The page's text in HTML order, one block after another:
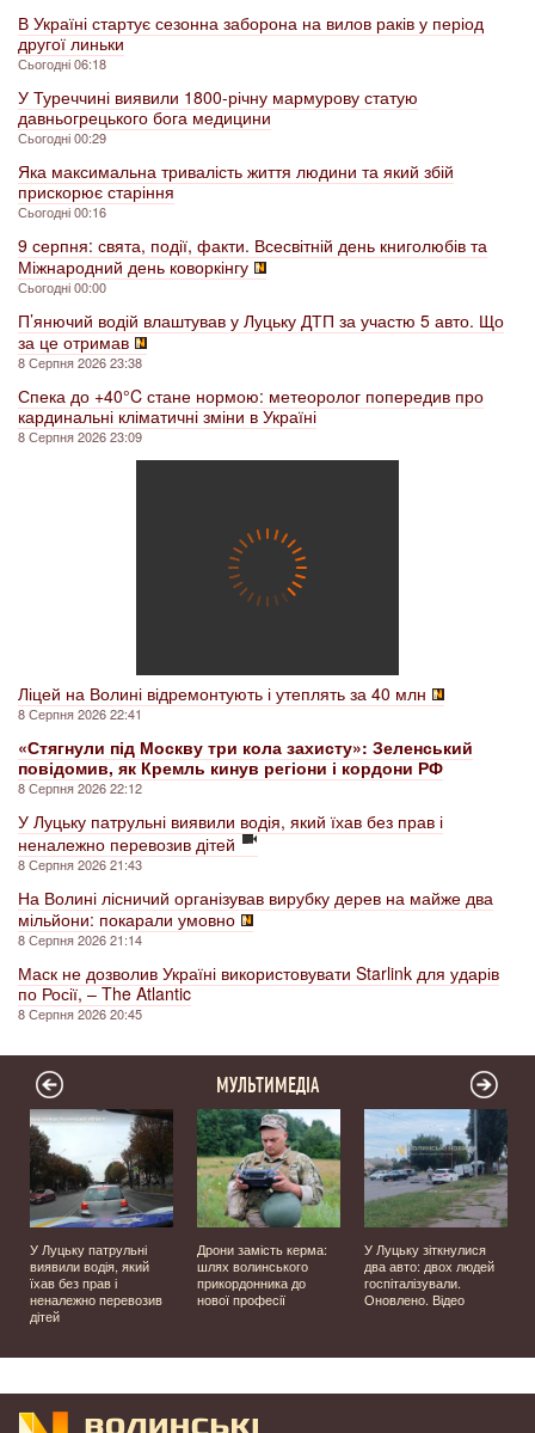
В Україні стартує сезонна заборона на вилов раків у період
другої линьки
Сьогодні 06:18
У Туреччині виявили 1800-річну мармурову статую
давньогрецького бога медицини
Сьогодні 00:29
Яка максимальна тривалість життя людини та який збій
прискорює старіння
Сьогодні 00:16
9 серпня: свята, події, факти. Всесвітній день книголюбів та
Міжнародний день коворкінгу
Сьогодні 00:00
П’янючий водій влаштував у Луцьку ДТП за участю 5 авто. Що
за це отримав
8 Серпня 2026 23:38
Спека до +40°C стане нормою: метеоролог попередив про
кардинальні кліматичні зміни в Україні
8 Серпня 2026 23:09
Ліцей на Волині відремонтують і утеплять за 40 млн
8 Серпня 2026 22:41
«Стягнули під Москву три кола захисту»: Зеленський
повідомив, як Кремль кинув регіони і кордони РФ
8 Серпня 2026 22:12
У Луцьку патрульні виявили водія, який їхав без прав і
неналежно перевозив дітей
8 Серпня 2026 21:43
На Волині лісничий організував вирубку дерев на майже два
мільйони: покарали умовно
8 Серпня 2026 21:14
Маск не дозволив Україні використовувати Starlink для ударів
по Росії, – The Atlantic
8 Серпня 2026 20:45
МУЛЬТИМЕДІА
У Луцьку патрульні
виявили водія, який
їхав без прав і
неналежно перевозив
дітей
Дрони замість керма:
шлях волинського
прикордонника до
нової професії
У Луцьку зіткнулися
два авто: двох людей
госпіталізували.
Оновлено. Відео